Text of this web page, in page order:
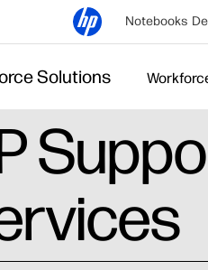
Notebooks
Solutions